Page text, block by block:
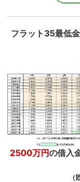
...フラット35最低
2500万円の借入